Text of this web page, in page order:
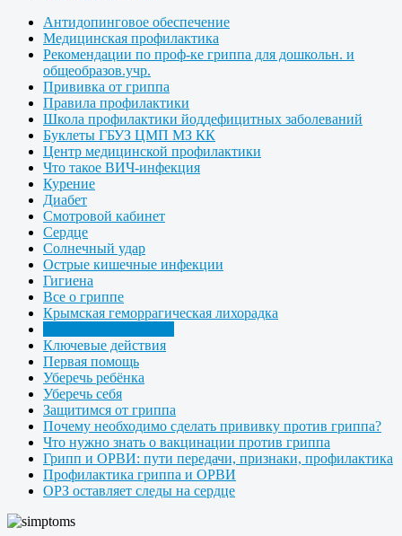
Антидопинговое обеспечение
Медицинская профилактика
Рекомендации по проф-ке гриппа для дошкольн. и
общеобразов.учр.
Прививка от гриппа
Правила профилактики
Школа профилактики йоддефицитных заболеваний
Буклеты ГБУЗ ЦМП МЗ КК
Центр медицинской профилактики
Что такое ВИЧ-инфекция
Курение
Диабет
Смотровой кабинет
Сердце
Солнечный удар
Острые кишечные инфекции
Гигиена
Все о гриппе
Крымская геморрагическая лихорадка
Ключевые действия
Первая помощь
Уберечь ребёнка
Уберечь себя
Защитимся от гриппа
Почему необходимо сделать прививку против гриппа?
Что нужно знать о вакцинации против гриппа
Грипп и ОРВИ: пути передачи, признаки, профилактика
Профилактика гриппа и ОРВИ
ОРЗ оставляет следы на сердце